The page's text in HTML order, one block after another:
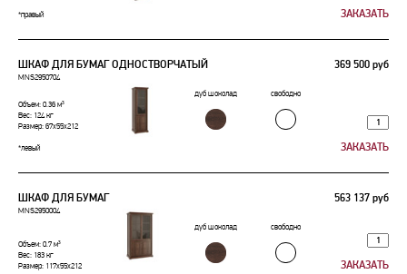
*правый
ШКАФ ДЛЯ БУМАГ ОДНОСТВОРЧАТЫЙ 369 500 руб
MNS2950704
дуб шоколад
свободно
Объем: 0.36 м³
Вес: 124 кг
Размер: 67x55x212
*левый
ШКАФ ДЛЯ БУМАГ 563 137 руб
MNS2950004
дуб шоколад
свободно
Объем: 0.7 м³
Вес: 183 кг
Размер: 117x55x212